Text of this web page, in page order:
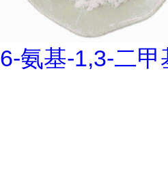
6-氨基-1,3-二甲